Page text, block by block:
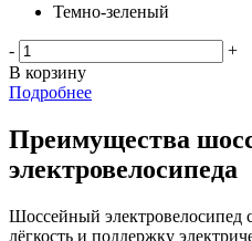
Темно-зеленый
-
+
В корзину
Подробнее
Преимущества
электровелосипеда
Шоссейный электровелосипед
лёгкость и поддержку